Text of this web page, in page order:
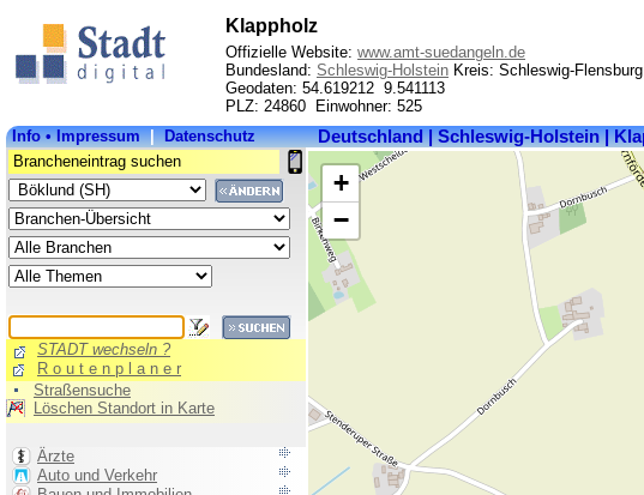
Klappholz
Offizielle Website: www.amt-suedangeln.de
Bundesland: Schleswig-Holstein Kreis: Schleswig-Flensburg
Geodaten: 54.619212 9.541113
PLZ: 24860 Einwohner: 525